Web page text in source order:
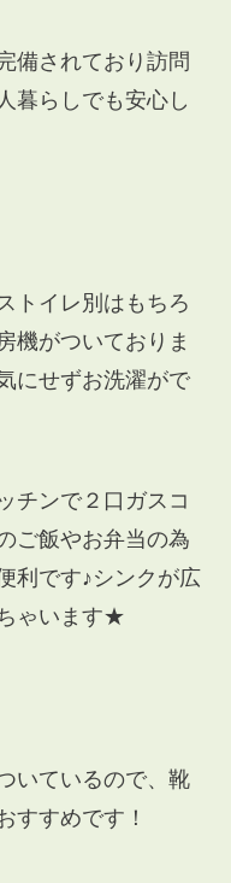
備されており訪問
暮らしでも安心し
トイレ別はもちろ
機がついておりま
にせずお洗濯がで
チンで２口ガスコ
ご飯やお弁当の為
利です♪シンクが広
ゃいます★
いているので、靴
すすめです！